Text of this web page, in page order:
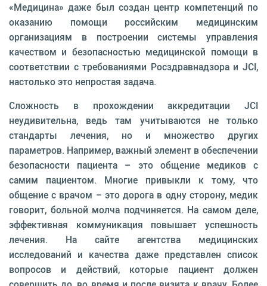
«Медицина» даже был создан центр компетенций по
оказанию помощи российским медицинским
организациям в построении системы управления
качеством и безопасностью медицинской помощи в
соответствии с требованиями Росздравнадзора и JCI,
настолько это непростая задача.
Сложность в прохождении аккредитации JCI
неудивительна, ведь там учитываются не только
стандарты лечения, но и множество других
параметров. Например, важный элемент в обеспечении
безопасности пациента – это общение медиков с
самим пациентом. Многие привыкли к тому, что
общение с врачом – это дорога в одну сторону, медик
говорит, больной молча подчиняется. На самом деле,
эффективная коммуникация повышает успешность
лечения. На сайте агентства медицинских
исследований и качества даже представлен список
вопросов и действий, которые пациент должен